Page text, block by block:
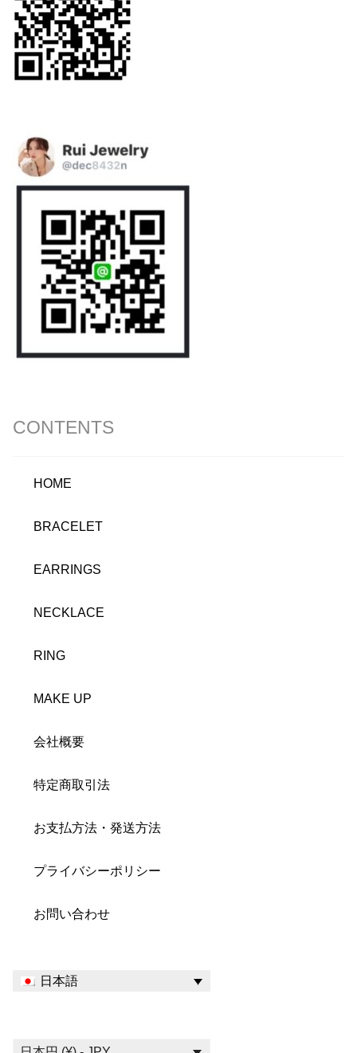
CONTENTS
HOME
BRACELET
EARRINGS
NECKLACE
RING
MAKE UP
会社概要
特定商取引法
お支払方法・発送方法
プライバシーポリシー
お問い合わせ
日本語